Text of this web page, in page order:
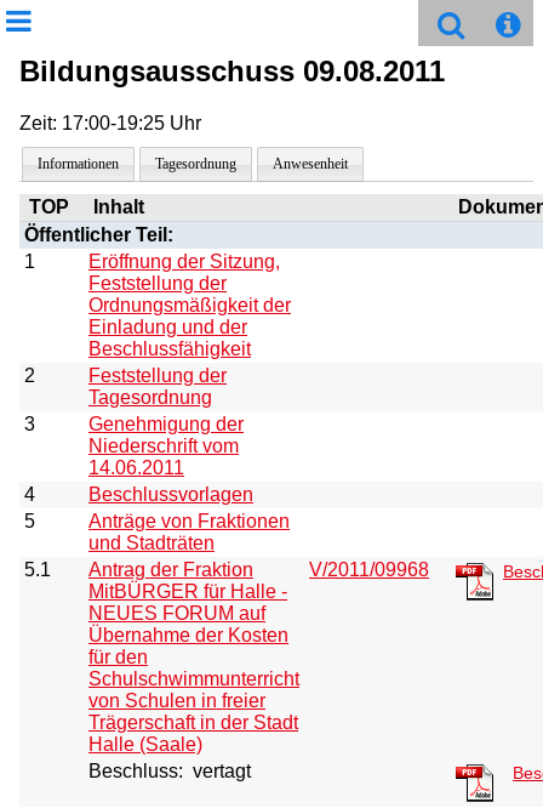
Bildungsausschuss 09.08.2011
Zeit: 17:00-19:25 Uhr
Informationen Tagesordnung Anwesenheit
TOP Inhalt
Öffentlicher Teil:
1
Eröffnung der Sitzung,
Feststellung der
Ordnungsmäßigkeit der
Einladung und der
Beschlussfähigkeit
2
Feststellung der
Tagesordnung
3
Genehmigung der
Niederschrift vom
14.06.2011
4
Beschlussvorlagen
5
Anträge von Fraktionen
und Stadträten
5.1
Antrag der Fraktion
MitBÜRGER für Halle -
NEUES FORUM auf
Übernahme der Kosten
für den
Schulschwimmunterricht
von Schulen in freier
Trägerschaft in der Stadt
Halle (Saale)
V/2011/09968
Beschluss: vertagt